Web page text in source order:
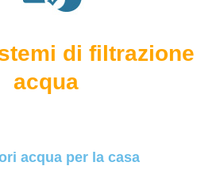
di filtrazione
acqua
acqua per la casa